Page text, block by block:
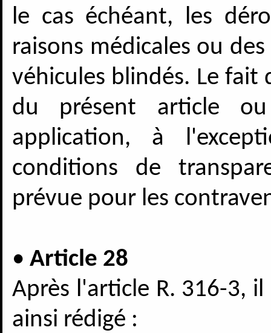
le cas échéant, les
raisons médicales ou
véhicules blindés. Le
du présent article
application, à
conditions de
prévue pour les
• Article 28
Après l'article R. 316-3,
ainsi rédigé :